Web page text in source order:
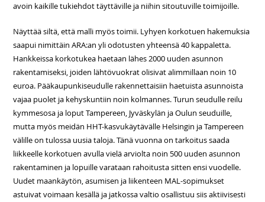
avoin kaikille tukiehdot täyttäville ja niihin sitoutuville toimijoille.
Näyttää siltä, että malli myös toimii. Lyhyen korkotuen hakemuksia
saapui nimittäin ARA:an yli odotusten yhteensä 40 kappaletta.
Hankkeissa korkotukea haetaan lähes 2000 uuden asunnon
rakentamiseksi, joiden lähtövuokrat olisivat alimmillaan noin 10
euroa. Pääkaupunkiseudulle rakennettaisiin haetuista asunnoista
vajaa puolet ja kehyskuntiin noin kolmannes. Turun seudulle reilu
kymmesosa ja loput Tampereen, Jyväskylän ja Oulun seuduille,
mutta myös meidän HHT-kasvukäytävälle Helsingin ja Tampereen
välille on tulossa uusia taloja. Tänä vuonna on tarkoitus saada
liikkeelle korkotuen avulla vielä arviolta noin 500 uuden asunnon
rakentaminen ja lopuille varataan rahoitusta sitten ensi vuodelle.
Uudet maankäytön, asumisen ja liikenteen MAL-sopimukset
astuivat voimaan kesällä ja jatkossa valtio osallistuu siis aktiivisesti